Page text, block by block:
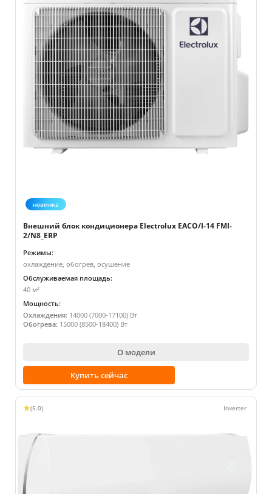
новинка
Внешний блок кондиционера Electrolux EACO/I-14 FMI-
2/N8_ERP
Режимы:
охлаждение, обогрев, осушение
Обслуживаемая площадь:
40 м²
Мощность:
Охлаждения: 14000 (7000-17100) Вт
Обогрева: 15000 (8500-18400) Вт
О модели
Купить сейчас
(5.0)